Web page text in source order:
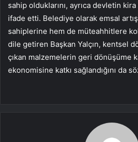
sahip olduklarını, ayrıca devletin kira
ifade etti. Belediye olarak emsal
sahiplerine hem de müteahhitlere
dile getiren Başkan Yalçın, kentsel
çıkan malzemelerin geri dönüşüme
ekonomisine katkı sağlandığını da